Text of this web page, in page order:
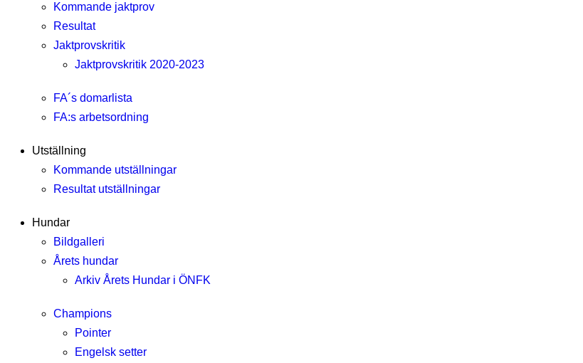
Kommande jaktprov
Resultat
Jaktprovskritik
Jaktprovskritik 2020-2023
FA´s domarlista
FA:s arbetsordning
Utställning
Kommande utställningar
Resultat utställningar
Hundar
Bildgalleri
Årets hundar
Arkiv Årets Hundar i ÖNFK
Champions
Pointer
Engelsk setter